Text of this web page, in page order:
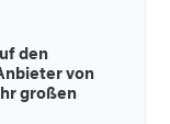
den
von
großen